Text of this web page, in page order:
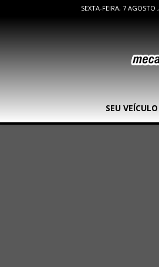
SEXTA-FEIRA, 7 AGOSTO
SEU VEÍCULO